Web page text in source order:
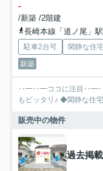
-
/新築 /2階建
長崎本線「道ノ尾」
駐車2台可 閑静な住
新築
‥━‥━ココに注目‥━‥━ ◆収納も多めで子育て世帯のファ
もピッタリ♪ ◆
販売中の物件
過去掲